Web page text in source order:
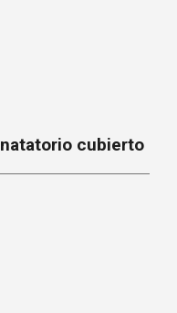
cubierto